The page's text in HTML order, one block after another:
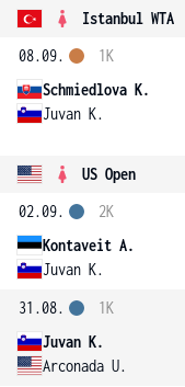
Istanbul WTA
08.09.
Schmiedlova K.
Juvan K.
1K
US Open
02.09.
Kontaveit A.
Juvan K.
2K
31.08.
Juvan K.
Arconada U.
1K